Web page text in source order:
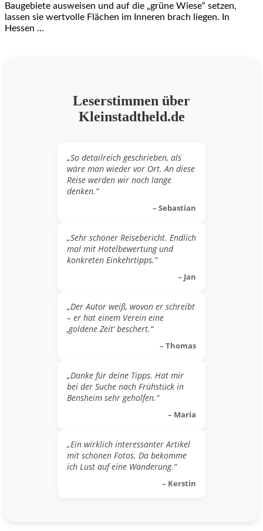
Baugebiete ausweisen und auf die „grüne Wiese“ setzen,
lassen sie wertvolle Flächen im Inneren brach liegen. In
Hessen …
Leserstimmen über
Kleinstadtheld.de
„So detailreich geschrieben, als
wäre man wieder vor Ort. An diese
Reise werden wir noch lange
denken.“
– Sebastian
„Sehr schöner Reisebericht. Endlich
mal mit Hotelbewertung und
konkreten Einkehrtipps.“
– Jan
„Der Autor weiß, wovon er schreibt
– er hat einem Verein eine
‚goldene Zeit‘ beschert.“
– Thomas
„Danke für deine Tipps. Hat mir
bei der Suche nach Frühstück in
Bensheim sehr geholfen.“
– Maria
„Ein wirklich interessanter Artikel
mit schönen Fotos. Da bekomme
ich Lust auf eine Wanderung.“
– Kerstin